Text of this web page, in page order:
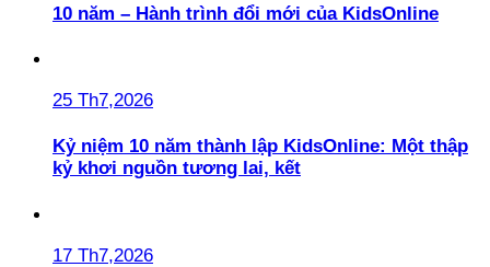
10 năm – Hành trình đổi mới của KidsOnline
25 Th7,2026
Kỷ niệm 10 năm thành lập KidsOnline: Một thập
kỷ khơi nguồn tương lai, kết
17 Th7,2026